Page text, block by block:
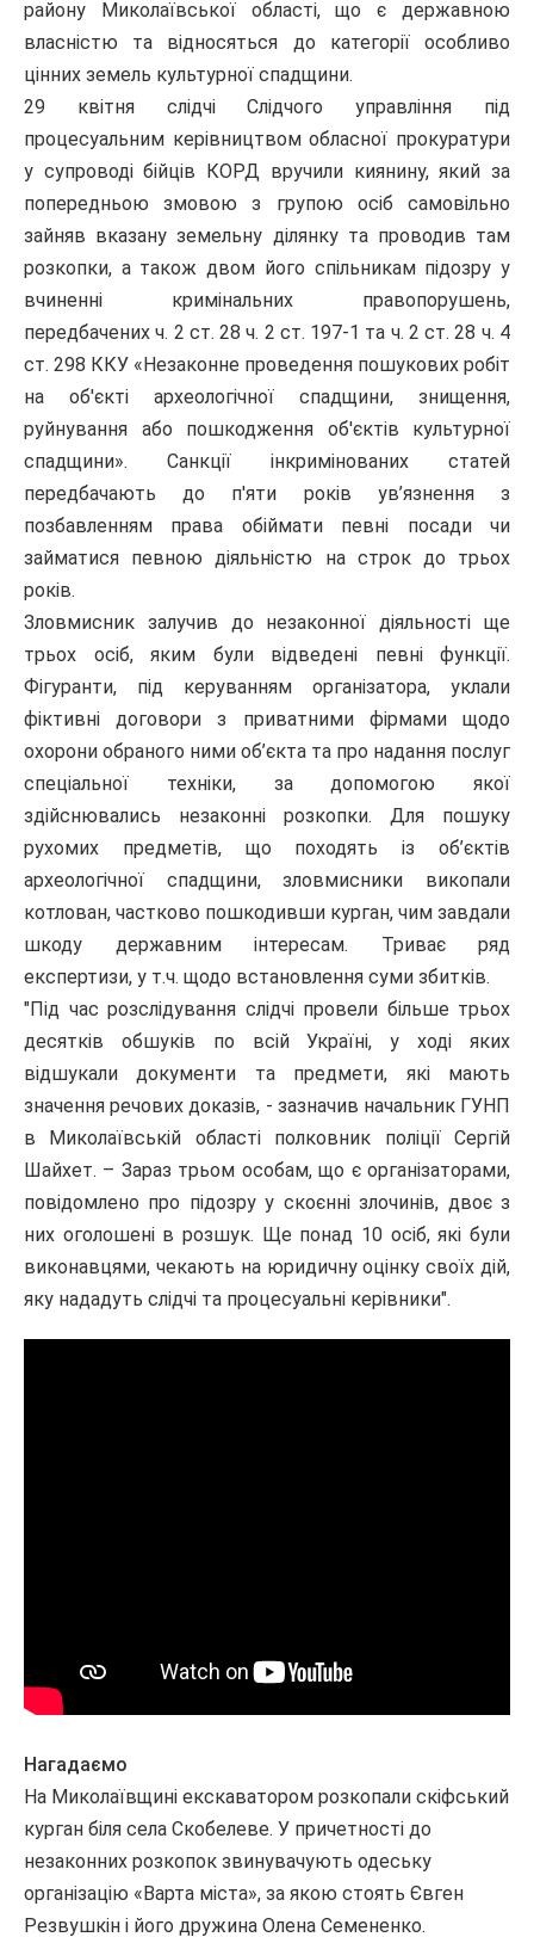
району Миколаївської області, що є державною
власністю та відносяться до категорії особливо
цінних земель культурної спадщини.
29 квітня слідчі Слідчого управління під
процесуальним керівництвом обласної прокуратури
у супроводі бійців КОРД вручили киянину, який за
попередньою змовою з групою осіб самовільно
зайняв вказану земельну ділянку та проводив там
розкопки, а також двом його спільникам підозру у
вчиненні кримінальних правопорушень,
передбачених ч. 2 ст. 28 ч. 2 ст. 197-1 та ч. 2 ст. 28 ч. 4
ст. 298 ККУ «Незаконне проведення пошукових робіт
на об'єкті археологічної спадщини, знищення,
руйнування або пошкодження об'єктів культурної
спадщини». Санкції інкримінованих статей
передбачають до п'яти років ув’язнення з
позбавленням права обіймати певні посади чи
займатися певною діяльністю на строк до трьох
років.
Зловмисник залучив до незаконної діяльності ще
трьох осіб, яким були відведені певні функції.
Фігуранти, під керуванням організатора, уклали
фіктивні договори з приватними фірмами щодо
охорони обраного ними об’єкта та про надання послуг
спеціальної техніки, за допомогою якої
здійснювались незаконні розкопки. Для пошуку
рухомих предметів, що походять із об’єктів
археологічної спадщини, зловмисники викопали
котлован, частково пошкодивши курган, чим завдали
шкоду державним інтересам. Триває ряд
експертизи, у т.ч. щодо встановлення суми збитків.
"Під час розслідування слідчі провели більше трьох
десятків обшуків по всій Україні, у ході яких
відшукали документи та предмети, які мають
значення речових доказів, - зазначив начальник ГУНП
в Миколаївській області полковник поліції Сергій
Шайхет. – Зараз трьом особам, що є організаторами,
повідомлено про підозру у скоєнні злочинів, двоє з
них оголошені в розшук. Ще понад 10 осіб, які були
виконавцями, чекають на юридичну оцінку своїх дій,
яку нададуть слідчі та процесуальні керівники".
Нагадаємо
На Миколаївщині екскаватором розкопали скіфський
курган біля села Скобелеве. У причетності до
незаконних розкопок звинувачують одеську
організацію «Варта міста», за якою стоять Євген
Резвушкін і його дружина Олена Семененко.